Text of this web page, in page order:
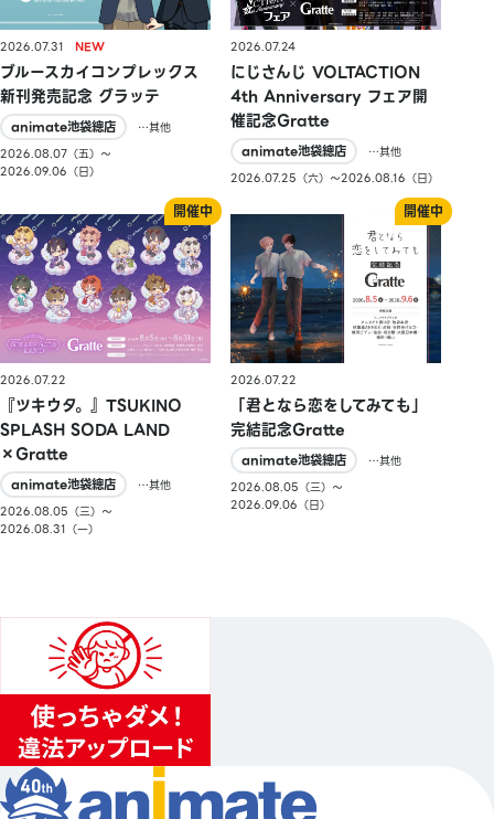
2026.07.31
ブルースカイコンプレックス
新刊発売記念 グラッテ
animate池袋總店
…其他
2026.08.07（五）〜
2026.09.06（日）
2026.07.24
にじさんじ VOLTACTION
4th Anniversary フェア開
催記念Gratte
animate池袋總店
…其他
2026.07.25（六）〜2026.08.16（日）
2026.07.22
『ツキウタ。』TSUKINO
SPLASH SODA LAND
×Gratte
animate池袋總店
…其他
2026.08.05（三）〜
2026.08.31（一）
2026.07.22
「君となら恋をしてみても」
完結記念Gratte
animate池袋總店
…其他
2026.08.05（三）〜
2026.09.06（日）